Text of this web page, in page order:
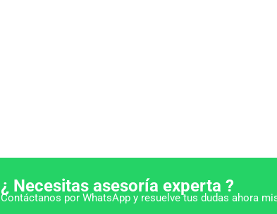
¿ Necesitas asesoría experta ?
Contáctanos por WhatsApp y resuelve tus dudas ahora